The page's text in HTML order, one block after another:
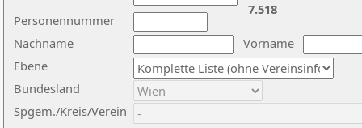
Nachname
Vorname
Ebene
Personennummer
Bundesland
Spgem./Kreis/Verein
7.518